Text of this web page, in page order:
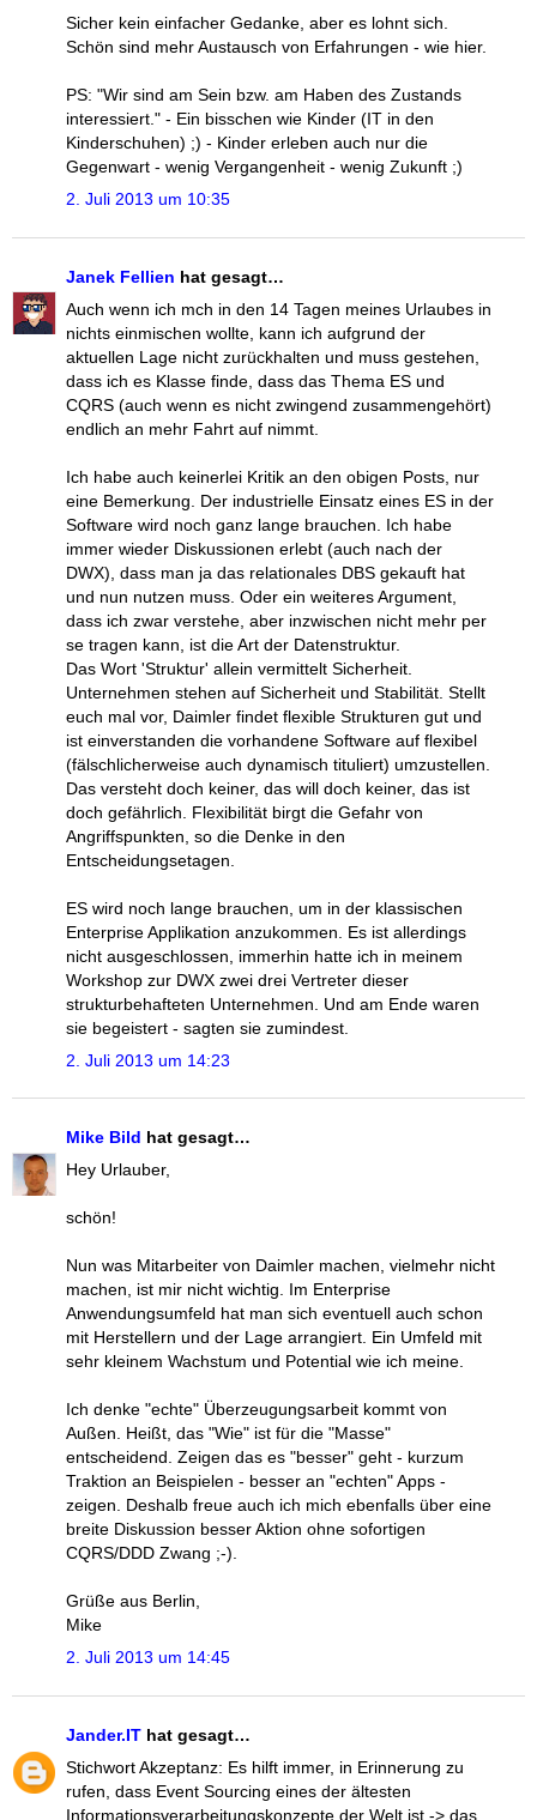
Sicher kein einfacher Gedanke, aber es lohnt sich.
Schön sind mehr Austausch von Erfahrungen - wie hier.
PS: "Wir sind am Sein bzw. am Haben des Zustands
interessiert." - Ein bisschen wie Kinder (IT in den
Kinderschuhen) ;) - Kinder erleben auch nur die
Gegenwart - wenig Vergangenheit - wenig Zukunft ;)
2. Juli 2013 um 10:35
Janek Fellien hat gesagt…
Auch wenn ich mch in den 14 Tagen meines Urlaubes in
nichts einmischen wollte, kann ich aufgrund der
aktuellen Lage nicht zurückhalten und muss gestehen,
dass ich es Klasse finde, dass das Thema ES und
CQRS (auch wenn es nicht zwingend zusammengehört)
endlich an mehr Fahrt auf nimmt.
Ich habe auch keinerlei Kritik an den obigen Posts, nur
eine Bemerkung. Der industrielle Einsatz eines ES in der
Software wird noch ganz lange brauchen. Ich habe
immer wieder Diskussionen erlebt (auch nach der
DWX), dass man ja das relationales DBS gekauft hat
und nun nutzen muss. Oder ein weiteres Argument,
dass ich zwar verstehe, aber inzwischen nicht mehr per
se tragen kann, ist die Art der Datenstruktur.
Das Wort 'Struktur' allein vermittelt Sicherheit.
Unternehmen stehen auf Sicherheit und Stabilität. Stellt
euch mal vor, Daimler findet flexible Strukturen gut und
ist einverstanden die vorhandene Software auf flexibel
(fälschlicherweise auch dynamisch tituliert) umzustellen.
Das versteht doch keiner, das will doch keiner, das ist
doch gefährlich. Flexibilität birgt die Gefahr von
Angriffspunkten, so die Denke in den
Entscheidungsetagen.
ES wird noch lange brauchen, um in der klassischen
Enterprise Applikation anzukommen. Es ist allerdings
nicht ausgeschlossen, immerhin hatte ich in meinem
Workshop zur DWX zwei drei Vertreter dieser
strukturbehafteten Unternehmen. Und am Ende waren
sie begeistert - sagten sie zumindest.
2. Juli 2013 um 14:23
Mike Bild hat gesagt…
Hey Urlauber,
schön!
Nun was Mitarbeiter von Daimler machen, vielmehr nicht
machen, ist mir nicht wichtig. Im Enterprise
Anwendungsumfeld hat man sich eventuell auch schon
mit Herstellern und der Lage arrangiert. Ein Umfeld mit
sehr kleinem Wachstum und Potential wie ich meine.
Ich denke "echte" Überzeugungsarbeit kommt von
Außen. Heißt, das "Wie" ist für die "Masse"
entscheidend. Zeigen das es "besser" geht - kurzum
Traktion an Beispielen - besser an "echten" Apps -
zeigen. Deshalb freue auch ich mich ebenfalls über eine
breite Diskussion besser Aktion ohne sofortigen
CQRS/DDD Zwang ;-).
Grüße aus Berlin,
Mike
2. Juli 2013 um 14:45
Jander.IT hat gesagt…
Stichwort Akzeptanz: Es hilft immer, in Erinnerung zu
rufen, dass Event Sourcing eines der ältesten
Informationsverarbeitungskonzepte der Welt ist -> das